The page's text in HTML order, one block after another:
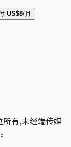
US$8/月
所有,未经端传媒